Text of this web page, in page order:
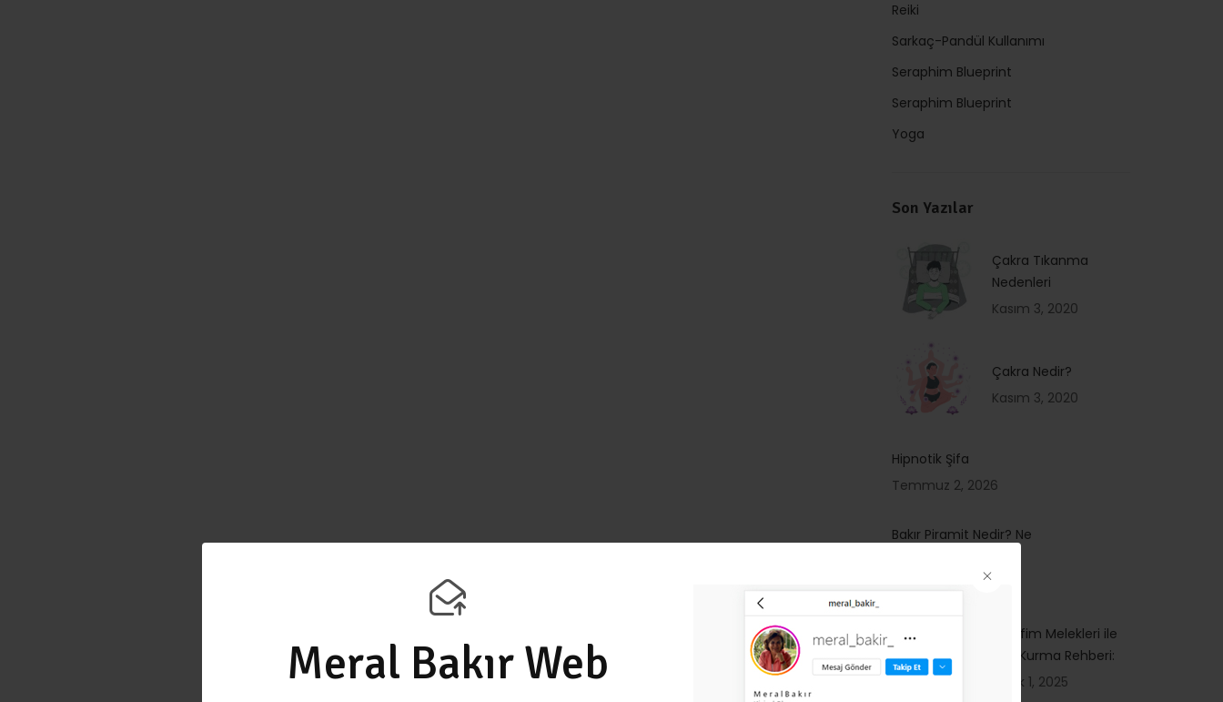
Meral Bakır Web
Reiki
Sarkaç-Pandül Kullanımı
Seraphim Blueprint
Seraphim Blueprint
Yoga
Son Yazılar
Çakra Tıkanma
Nedenleri
Kasım 3, 2020
Çakra Nedir?
Kasım 3, 2020
Hipnotik Şifa
Temmuz 2, 2026
Bakır Piramit Nedir? Ne
Temmuz 2, 2026
Serafim Melekleri ile
Bağ Kurma Rehberi:
Aralık 1, 2025